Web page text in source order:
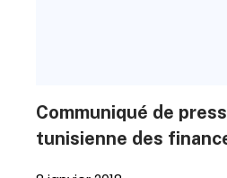
Communiqué de
tunisienne des